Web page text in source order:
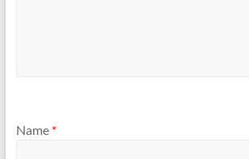
Name *